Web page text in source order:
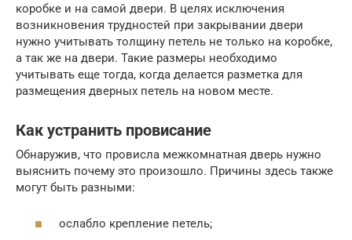
коробке и на самой двери. В целях исключения
возникновения трудностей при закрывании двери
нужно учитывать толщину петель не только на коробке,
а так же на двери. Такие размеры необходимо
учитывать еще тогда, когда делается разметка для
размещения дверных петель на новом месте.
Как устранить провисание
Обнаружив, что провисла межкомнатная дверь нужно
выяснить почему это произошло. Причины здесь также
могут быть разными:
ослабло крепление петель;